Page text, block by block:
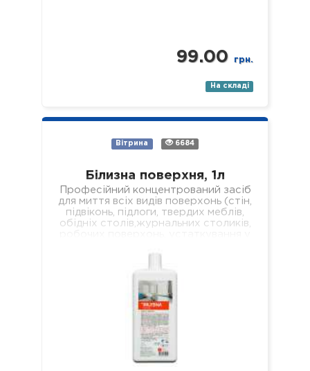
99.00 грн.
На складі
Вітрина 6684
Білизна поверхня, 1л
Професійний концентрований засіб
для миття всіх видів поверхонь (стін,
підвіконь, підлоги, твердих меблів,
обідніх столів,журнальних столиків,
профілю). Властивості: -